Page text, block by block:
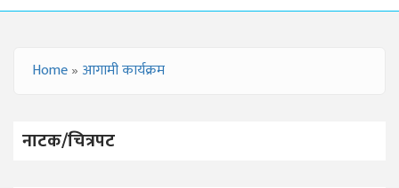
YOU ARE HERE
Home» आगामी कार्यक्रम
नाटक/चित्रपट